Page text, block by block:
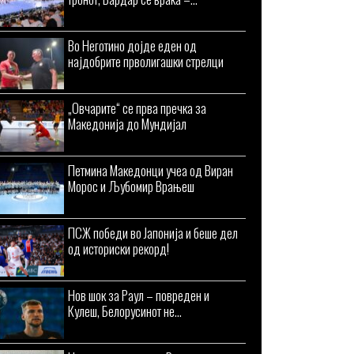
Во Неготино дојде еден од
најдобрите прволигашки стрелци
„Овчарите“ се прва пречка за
Македонија до Мундијал
Петмина Македонци учеа од Виран
Морос и Љубомир Врањеш
ПСЖ победи во Јапонија и беше дел
од историски рекорд!
Нов шок за Раул – повреден и
Кулеш, Белорусинот не...